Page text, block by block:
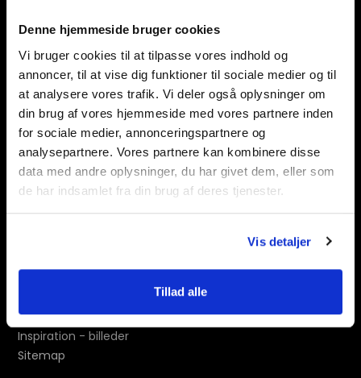
Denne hjemmeside bruger cookies
Vi bruger cookies til at tilpasse vores indhold og
annoncer, til at vise dig funktioner til sociale medier og til
at analysere vores trafik. Vi deler også oplysninger om
din brug af vores hjemmeside med vores partnere inden
for sociale medier, annonceringspartnere og
analysepartnere. Vores partnere kan kombinere disse
data med andre oplysninger, du har givet dem, eller som
de har indsamlet fra din brug af deres tjenester.
Vis detaljer
Tillad alle
E-mail
info@eldrup-design.dk
Navigation
Handelsbetingelser
Inspiration - billeder
Sitemap